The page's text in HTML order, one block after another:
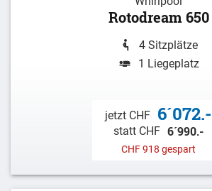
Rotodream 650
4 Sitzplätze
1 Liegeplatz
jetzt CHF 6´072.-
statt CHF 6´990.-
CHF 918 gespart